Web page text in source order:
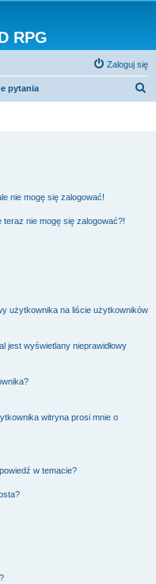
RPG
Zaloguj się
pytania
nie mogę się zalogować!
teraz nie mogę się zalogować?!
użytkownika na liście użytkowników
jest wyświetlany nieprawidłowy
witryna prosi mnie o
w temacie?